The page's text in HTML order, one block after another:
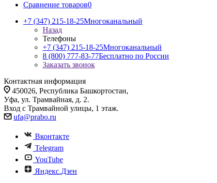
Сравнение товаров0
+7 (347) 215-18-25Многоканальный
Назад
Телефоны
+7 (347) 215-18-25Многоканальный
8 (800) 777-83-77Бесплатно по России
Заказать звонок
Контактная информация
450026, Республика Башкортостан,
Уфа, ул. Трамвайная, д. 2.
Вход с Трамвайной улицы, 1 этаж.
ufa@prabo.ru
Вконтакте
Telegram
YouTube
Яндекс.Дзен